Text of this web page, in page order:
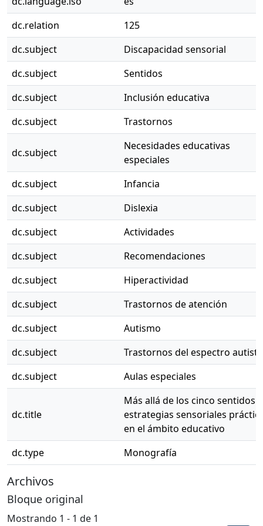
dc.relation
125
dc.subject
Discapacidad sensorial
dc.subject
Sentidos
dc.subject
Inclusión educativa
dc.subject
Trastornos
dc.subject
Necesidades educativas
especiales
dc.subject
Infancia
dc.subject
Dislexia
dc.subject
Actividades
dc.subject
Recomendaciones
dc.subject
Hiperactividad
dc.subject
Trastornos de atención
dc.subject
Autismo
dc.subject
Trastornos del espectro autista
dc.subject
Aulas especiales
dc.title
Más allá de los cinco sentidos:
estrategias sensoriales
en el ámbito educativo
dc.type
Monografía
Archivos
Bloque original
Mostrando 1 - 1 de 1